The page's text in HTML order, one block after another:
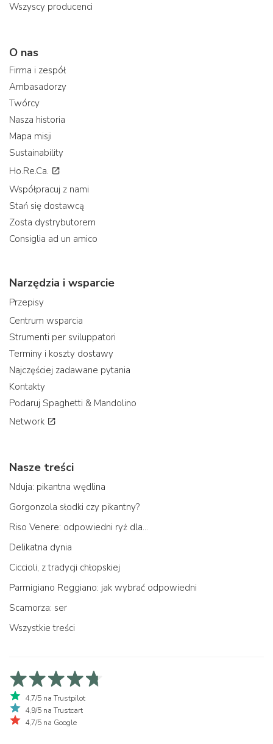
Wszyscy producenci
O nas
Firma i zespół
Ambasadorzy
Twórcy
Nasza historia
Mapa misji
Sustainability
Ho.Re.Ca.
Współpracuj z nami
Stań się dostawcą
Zosta dystrybutorem
Consiglia ad un amico
Narzędzia i wsparcie
Przepisy
Centrum wsparcia
Strumenti per sviluppatori
Terminy i koszty dostawy
Najczęściej zadawane pytania
Kontakty
Podaruj Spaghetti & Mandolino
Network
Nasze treści
Nduja: pikantna wędlina
Gorgonzola słodki czy pikantny?
Riso Venere: odpowiedni ryż dla...
Delikatna dynia
Ciccioli, z tradycji chłopskiej
Parmigiano Reggiano: jak wybrać odpowiedni
Scamorza: ser
Wszystkie treści
4,7/5 na Trustpilot
4,9/5 na Trustcart
4,7/5 na Google